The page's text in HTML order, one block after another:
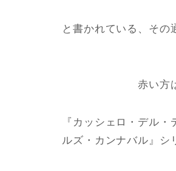
と書かれている、その
赤い方
『カッシェロ・デル
ルズ・カンナバル』シ